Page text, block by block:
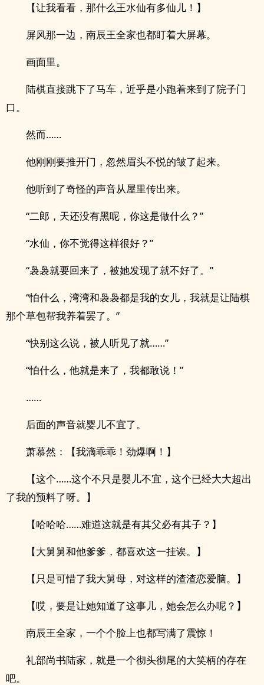
【让我看看，那什么王水仙有多仙儿！】
屏风那一边，南辰王全家也都盯着大屏幕。
画面里。
陆棋直接跳下了马车，近乎是小跑着来到了院子门
口。
然而……
他刚刚要推开门，忽然眉头不悦的皱了起来。
他听到了奇怪的声音从屋里传出来。
“二郎，天还没有黑呢，你这是做什么？”
“水仙，你不觉得这样很好？”
“袅袅就要回来了，被她发现了就不好了。”
“怕什么，湾湾和袅袅都是我的女儿，我就是让陆棋
那个草包帮我养着罢了。”
“快别这么说，被人听见了就……”
“怕什么，他就是来了，我都敢说！”
……
后面的声音就婴儿不宜了。
萧慕然：【我滴乖乖！劲爆啊！】
【这个……这个不只是婴儿不宜，这个已经大大超出
了我的预料了呀。】
【哈哈哈……难道这就是有其父必有其子？】
【大舅舅和他爹爹，都喜欢这一挂诶。】
【只是可惜了我大舅母，对这样的渣渣恋爱脑。】
【哎，要是让她知道了这事儿，她会怎么办呢？】
南辰王全家，一个个脸上也都写满了震惊！
礼部尚书陆家，就是一个彻头彻尾的大笑柄的存在
吧。